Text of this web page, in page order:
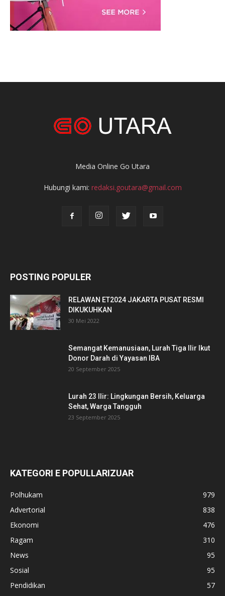
Media Online Go Utara
Hubungi kami: redaksi.goutara@gmail.com
POSTING POPULER
RELAWAN ET2024 JAKARTA PUSAT RESMI
DIKUKUHKAN
30 Mei 2022
Semangat Kemanusiaan, Lurah Tiga Ilir Ikut
Donor Darah di Yayasan IBA
20 September 2025
Lurah 23 Ilir: Lingkungan Bersih, Keluarga
Sehat, Warga Tangguh
23 September 2025
KATEGORI E POPULLARIZUAR
Polhukam
979
Advertorial
838
Ekonomi
476
Ragam
310
News
95
Sosial
95
Pendidikan
57